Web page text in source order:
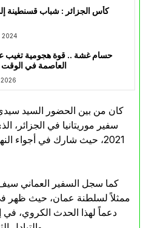
كأس الجزائر : شباب قسنطينة
2024
حسام غشة .. قوة هجومية تغيب
العاصمة في
كان من بين الحضور السيد
سفير موريتانيا في الجزائر،
2021، حيث شارك في أجواء
كما سجل السفير العماني
ممثلاً لسلطنة عمان، حيث ظهر
دعماً لهذا الحدث الكروي، في